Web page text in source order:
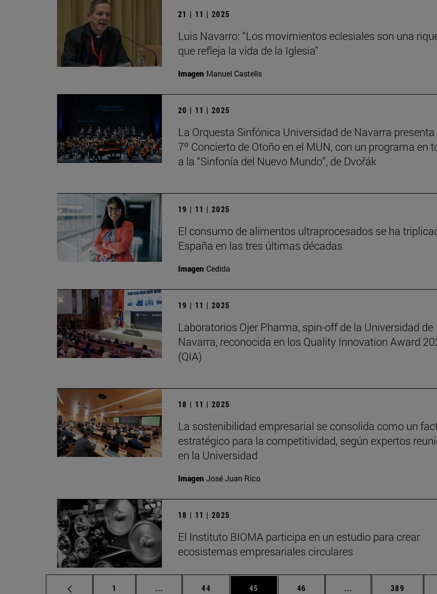
21 | 11 | 2025
Luis Navarro: “Los movimientos eclesiales son una
que refleja la vida de la Iglesia"
Imagen Manuel Castells
20 | 11 | 2025
La Orquesta Sinfónica Universidad de Navarra presenta
7º Concierto de Otoño en el MUN, con un programa en
a la “Sinfonía del Nuevo Mundo”, de Dvořák
19 | 11 | 2025
El consumo de alimentos ultraprocesados se ha
España en las tres últimas décadas
Imagen Cedida
19 | 11 | 2025
Laboratorios Ojer Pharma, spin-off de la Universidad de
Navarra, reconocida en los Quality Innovation Award
(QIA)
18 | 11 | 2025
La sostenibilidad empresarial se consolida como un
estratégico para la competitividad, según expertos
en la Universidad
Imagen José Juan Rico
18 | 11 | 2025
El Instituto BIOMA participa en un estudio para crear
ecosistemas empresariales circulares
Página
1 ... Páginas intermedias Use TAB para desplazarse.
Página
44 Página
45 Página
46 ... Páginas intermedias
Página
389